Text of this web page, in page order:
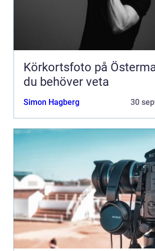
Körkortsfoto på
du behöver veta
Simon Hagberg 30